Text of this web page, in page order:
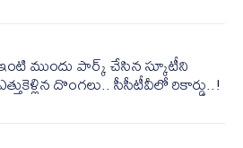
ముందు పార్క్ చేసిన స్కూటీని
దొంగలు.. సీసీటీవీలో రికార్డు..!